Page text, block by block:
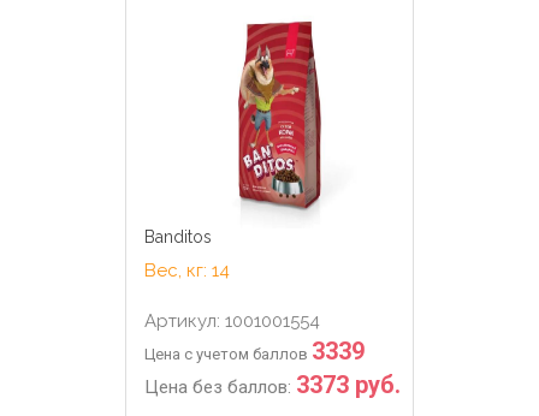
Banditos
Вес, кг: 14
Артикул: 1001001554
Цена с учетом баллов 3339
Цена без баллов: 3373 руб.